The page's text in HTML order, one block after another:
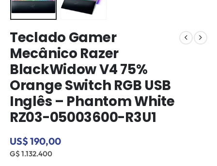
Teclado Gamer
Mecânico Razer
BlackWidow V4 75%
Orange Switch RGB USB
Inglês – Phantom White
RZ03-05003600-R3U1
US$ 190,00
G$ 1.132.400